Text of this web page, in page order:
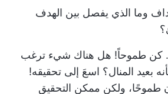
وما الذي يفصل بين الهدف
كن طموحاً! هل هناك شيء ترغب
بعيد المنال؟ اسعَ إلى تحقيقه!
ولكن ممكن التحقيق